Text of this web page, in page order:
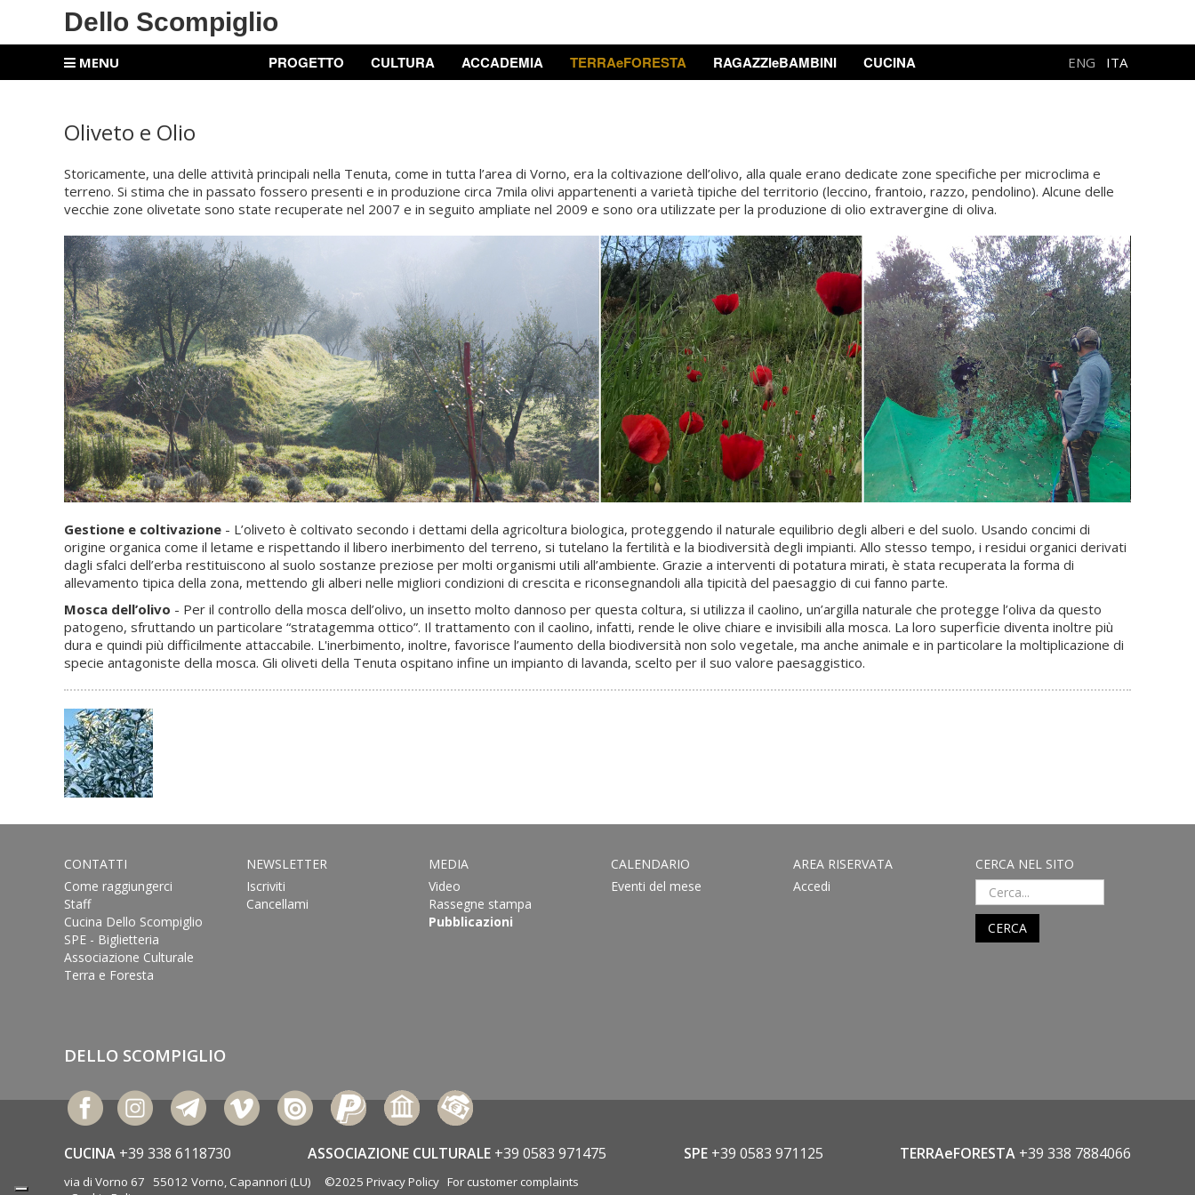
Dello Scompiglio
MENU PROGETTO CULTURA ACCADEMIA TERRAeFORESTA RAGAZZIeBAMBINI CUCINA ENG ITA
Oliveto e Olio
Storicamente, una delle attività principali nella Tenuta, come in tutta l’area di Vorno, era la coltivazione dell’olivo, alla quale erano dedicate zone specifiche per microclima e
terreno. Si stima che in passato fossero presenti e in produzione circa 7mila olivi appartenenti a varietà tipiche del territorio (leccino, frantoio, razzo, pendolino). Alcune delle
vecchie zone olivetate sono state recuperate nel 2007 e in seguito ampliate nel 2009 e sono ora utilizzate per la produzione di olio extravergine di oliva.
Gestione e coltivazione - L’oliveto è coltivato secondo i dettami della agricoltura biologica, proteggendo il naturale equilibrio degli alberi e del suolo. Usando concimi di
origine organica come il letame e rispettando il libero inerbimento del terreno, si tutelano la fertilità e la biodiversità degli impianti. Allo stesso tempo, i residui organici derivati
dagli sfalci dell’erba restituiscono al suolo sostanze preziose per molti organismi utili all’ambiente. Grazie a interventi di potatura mirati, è stata recuperata la forma di
allevamento tipica della zona, mettendo gli alberi nelle migliori condizioni di crescita e riconsegnandoli alla tipicità del paesaggio di cui fanno parte.
Mosca dell’olivo - Per il controllo della mosca dell’olivo, un insetto molto dannoso per questa coltura, si utilizza il caolino, un’argilla naturale che protegge l’oliva da questo
patogeno, sfruttando un particolare “stratagemma ottico”. Il trattamento con il caolino, infatti, rende le olive chiare e invisibili alla mosca. La loro superficie diventa inoltre più
dura e quindi più difficilmente attaccabile. L'inerbimento, inoltre, favorisce l’aumento della biodiversità non solo vegetale, ma anche animale e in particolare la moltiplicazione di
specie antagoniste della mosca. Gli oliveti della Tenuta ospitano infine un impianto di lavanda, scelto per il suo valore paesaggistico.
CONTATTI
Come raggiungerci
Staff
Cucina Dello Scompiglio
SPE - Biglietteria
Associazione Culturale
Terra e Foresta
NEWSLETTER
Iscriviti
Cancellami
MEDIA
Video
Rassegne stampa
Pubblicazioni
CALENDARIO
Eventi del mese
AREA RISERVATA
Accedi
CERCA NEL SITO
CERCA
DELLO SCOMPIGLIO
CUCINA +39 338 6118730 ASSOCIAZIONE CULTURALE +39 0583 971475 SPE +39 0583 971125 TERRAeFORESTA +39 338 7884066
via di Vorno 67 55012 Vorno, Capannori (LU) ©2025 Privacy Policy For customer complaints